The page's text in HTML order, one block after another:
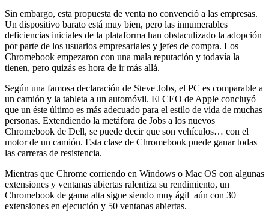
Sin embargo, esta propuesta de venta no convenció a las empresas.
Un dispositivo barato está muy bien, pero las innumerables
deficiencias iniciales de la plataforma han obstaculizado la adopción
por parte de los usuarios empresariales y jefes de compra. Los
Chromebook empezaron con una mala reputación y todavía la
tienen, pero quizás es hora de ir más allá.
Según una famosa declaración de Steve Jobs, el PC es comparable a
un camión y la tableta a un automóvil. El CEO de Apple concluyó
que un éste último es más adecuado para el estilo de vida de muchas
personas. Extendiendo la metáfora de Jobs a los nuevos
Chromebook de Dell, se puede decir que son vehículos… con el
motor de un camión. Esta clase de Chromebook puede ganar todas
las carreras de resistencia.
Mientras que Chrome corriendo en Windows o Mac OS con algunas
extensiones y ventanas abiertas ralentiza su rendimiento, un
Chromebook de gama alta sigue siendo muy ágil aún con 30
extensiones en ejecución y 50 ventanas abiertas.